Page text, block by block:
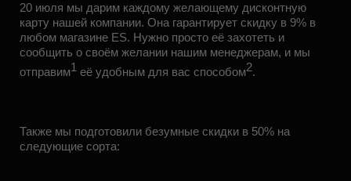
20 июля мы дарим каждому желающему дисконтную
карту нашей компании. Она гарантирует скидку в 9% в
любом магазине ES. Нужно просто её захотеть и
сообщить о своём желании нашим менеджерам, и мы
отправим1 её удобным для вас способом2.
Также мы подготовили безумные скидки в 50% на
следующие сорта: